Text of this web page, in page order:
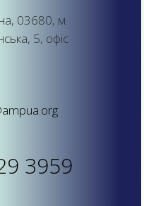
03680, м.
5, офіс
3959